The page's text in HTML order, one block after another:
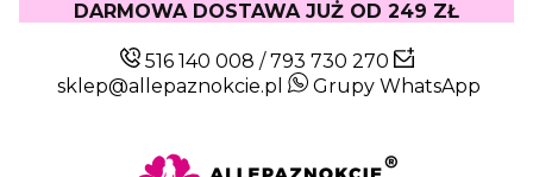
DARMOWA DOSTAWA JUŻ OD 249 ZŁ
516 140 008 /793 730 270
sklep@allepaznokcie.pl
Grupy WhatsApp